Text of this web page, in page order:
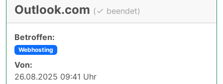
Outlook.com ( beendet)
Betroffen:
Webhosting
Von:
26.08.2025 09:41 Uhr